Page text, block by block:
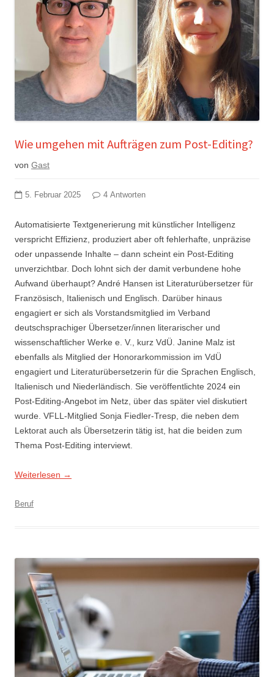
Wie umgehen mit Aufträgen zum Post-Editing?
von Gast
5. Februar 2025 4 Antworten
Automatisierte Textgenerierung mit künstlicher Intelligenz
verspricht Effizienz, produziert aber oft fehlerhafte, unpräzise
oder unpassende Inhalte – dann scheint ein Post-Editing
unverzichtbar. Doch lohnt sich der damit verbundene hohe
Aufwand überhaupt? André Hansen ist Literaturübersetzer für
Französisch, Italienisch und Englisch. Darüber hinaus
engagiert er sich als Vorstandsmitglied im Verband
deutschsprachiger Übersetzer/innen literarischer und
wissenschaftlicher Werke e. V., kurz VdÜ. Janine Malz ist
ebenfalls als Mitglied der Honorarkommission im VdÜ
engagiert und Literaturübersetzerin für die Sprachen Englisch,
Italienisch und Niederländisch. Sie veröffentlichte 2024 ein
Post-Editing-Angebot im Netz, über das später viel diskutiert
wurde. VFLL-Mitglied Sonja Fiedler-Tresp, die neben dem
Lektorat auch als Übersetzerin tätig ist, hat die beiden zum
Thema Post-Editing interviewt.
Weiterlesen →
Beruf